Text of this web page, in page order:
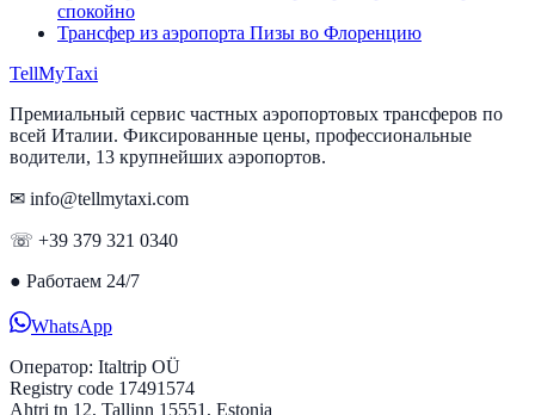
спокойно
Трансфер из аэропорта Пизы во Флоренцию
TellMyTaxi
Премиальный сервис частных аэропортовых трансферов по
всей Италии. Фиксированные цены, профессиональные
водители, 13 крупнейших аэропортов.
✉ info@tellmytaxi.com
☏ +39 379 321 0340
● Работаем 24/7
WhatsApp
Оператор: Italtrip OÜ
Registry code 17491574
Ahtri tn 12, Tallinn 15551, Estonia